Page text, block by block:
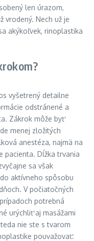
len úrazom,
vrodený. Nech už je
akýkoľvek, rinoplastika
vyšetrený detailne
odstránené a
Zákrok môže byť
menej zložitých
anestéza, najmä na
pacienta. Dĺžka trvania
sa však
aktívneho spôsobu
V počiatočných
potrebná
urýchliť aj masážami
nie ste s tvarom
pouvažovať.